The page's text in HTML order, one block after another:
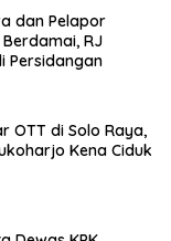
dan Pelapor
RJ
Persidangan
OTT di Solo Raya,
Kena Ciduk